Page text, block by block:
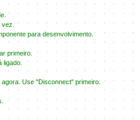
para desenvolvimento.
primeiro.
ligado.
Use "Disconnect" primeiro.